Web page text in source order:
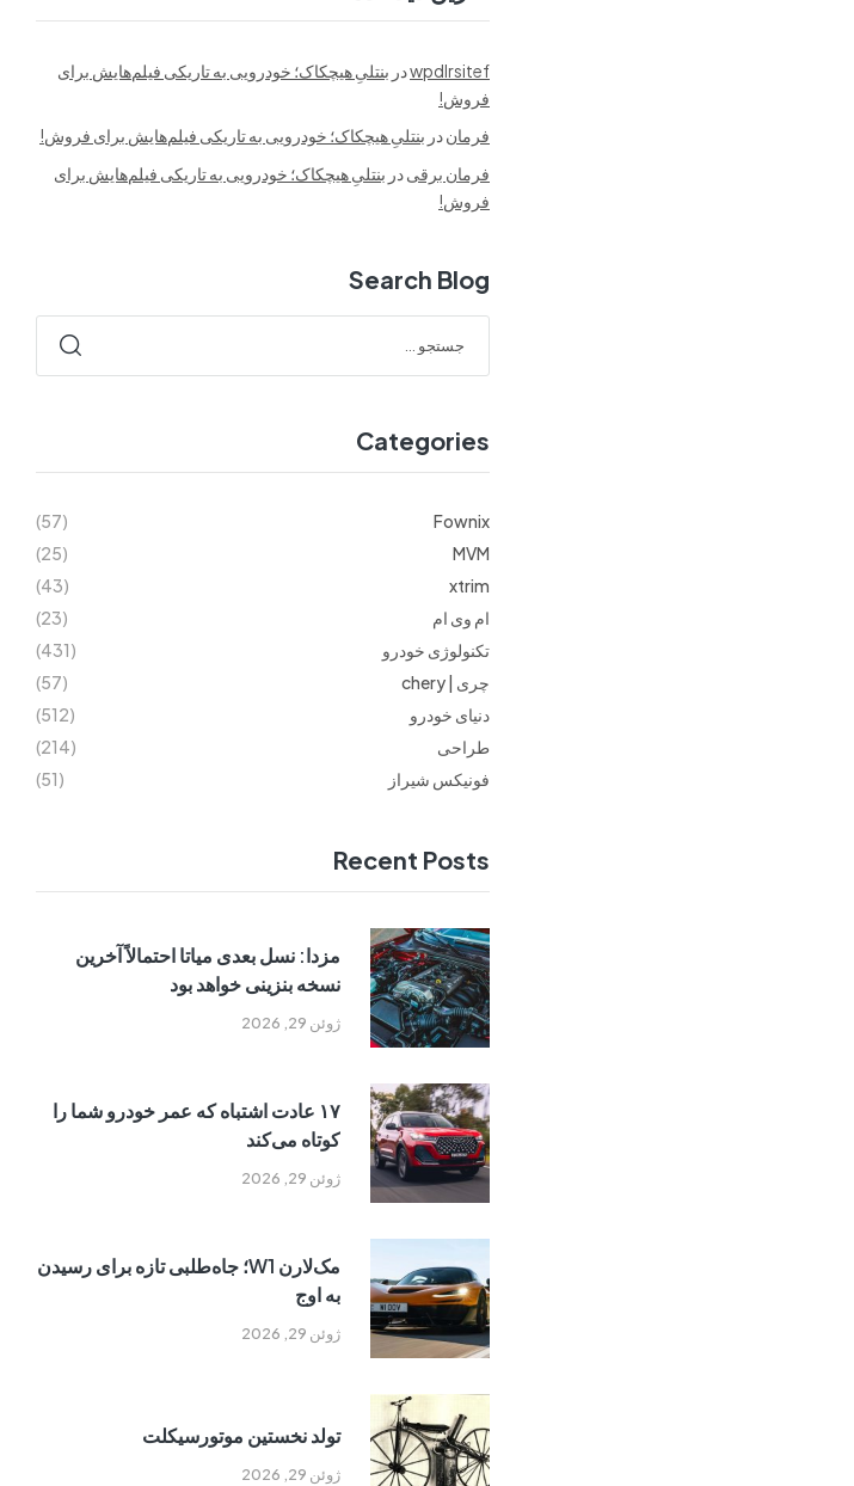
wpdlrsitefدر بنتلیِ هیچکاک؛ خودرویی به تاریکی فیلم‌هایش برای
فروش!
فرماندر بنتلیِ هیچکاک؛ خودرویی به تاریکی فیلم‌هایش برای فروش!
فرمان برقیدر بنتلیِ هیچکاک؛ خودرویی به تاریکی فیلم‌هایش برای
فروش!
Search Blog
Categories
Fownix
(57)
MVM
(25)
xtrim
(43)
ام وی ام
(23)
تکنولوژی خودرو
(431)
چری | chery
(57)
دنیای خودرو
(512)
طراحی
(214)
فونیکس شیراز
(51)
Recent Posts
ژوئن 29, 2026
مزدا: نسل بعدی میاتا احتمالاً آخرین
نسخه بنزینی خواهد بود
ژوئن 29, 2026
۱۷ عادت اشتباه که عمر خودرو شما را
کوتاه می‌کند
ژوئن 29, 2026
مک‌لارن W1؛ جاه‌طلبی تازه برای رسیدن
به اوج
ژوئن 29, 2026
تولد نخستین موتورسیکلت